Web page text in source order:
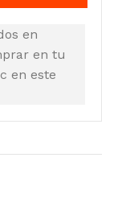
en
en tu
en este